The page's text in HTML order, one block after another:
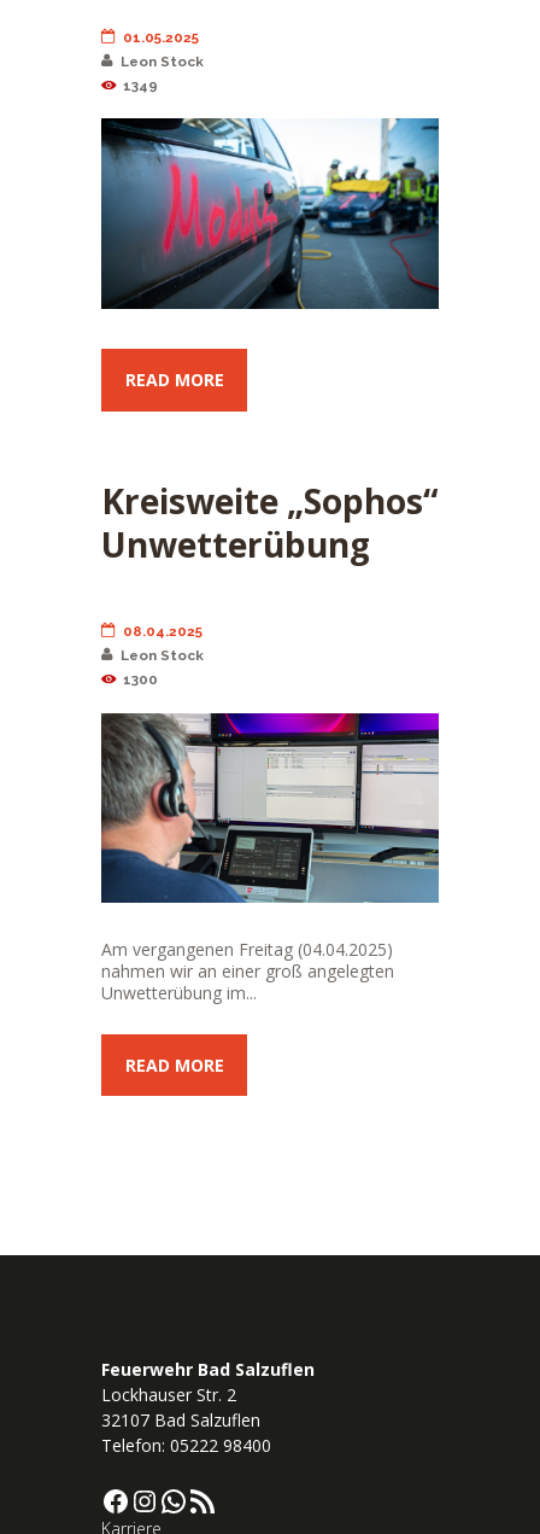
01.05.2025
Leon Stock
1349
READ MORE
Kreisweite „Sophos“
Unwetterübung
08.04.2025
Leon Stock
1300
Am vergangenen Freitag (04.04.2025)
nahmen wir an einer groß angelegten
Unwetterübung im...
READ MORE
Feuerwehr Bad Salzuflen
Lockhauser Str. 2
32107 Bad Salzuflen
Telefon: 05222 98400
Facebook InstagramWhatsApp RSS-Feed
Karriere